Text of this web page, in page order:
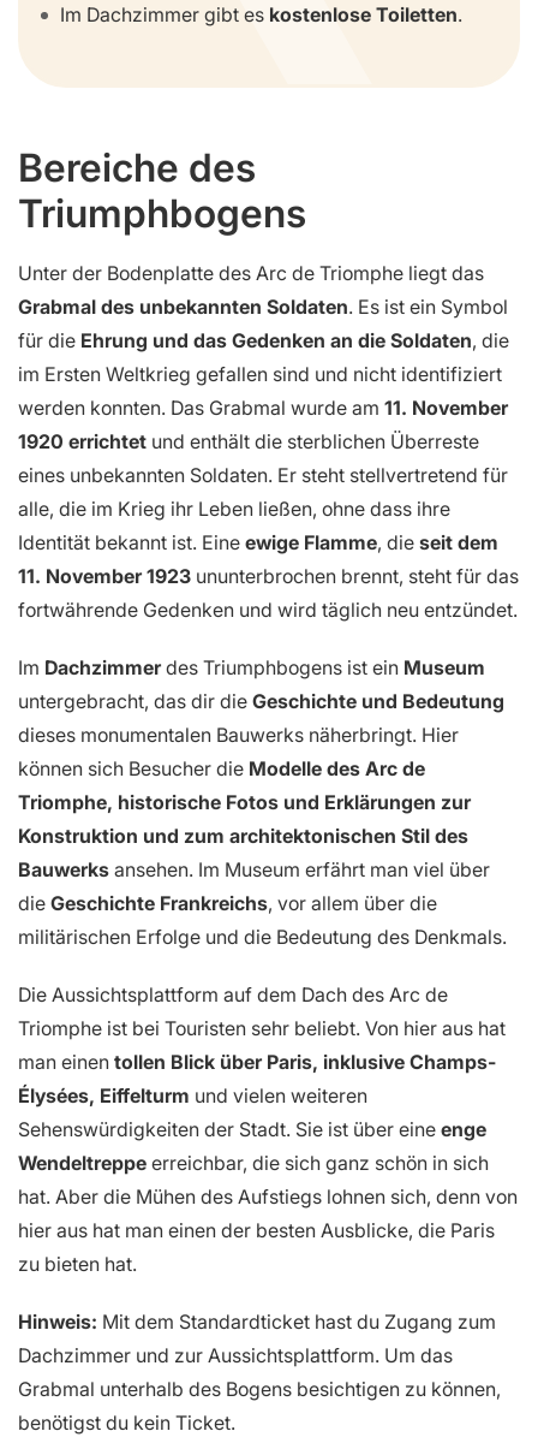
Im Dachzimmer gibt es kostenlose Toiletten.
Bereiche des
Triumphbogens
Unter der Bodenplatte des Arc de Triomphe liegt das
Grabmal des unbekannten Soldaten. Es ist ein Symbol
für die Ehrung und das Gedenken an die Soldaten, die
im Ersten Weltkrieg gefallen sind und nicht identifiziert
werden konnten. Das Grabmal wurde am 11. November
1920 errichtet und enthält die sterblichen Überreste
eines unbekannten Soldaten. Er steht stellvertretend für
alle, die im Krieg ihr Leben ließen, ohne dass ihre
Identität bekannt ist. Eine ewige Flamme, die seit dem
11. November 1923 ununterbrochen brennt, steht für das
fortwährende Gedenken und wird täglich neu entzündet.
Im Dachzimmerdes Triumphbogens ist ein Museum
untergebracht, das dir die Geschichte und Bedeutung
dieses monumentalen Bauwerks näherbringt. Hier
können sich Besucher die Modelle des Arc de
Triomphe, historische Fotos und Erklärungen zur
Konstruktion und zum architektonischen Stil des
Bauwerks ansehen. Im Museum erfährt man viel über
die Geschichte Frankreichs, vor allem über die
militärischen Erfolge und die Bedeutung des Denkmals.
Die Aussichtsplattform auf dem Dach des Arc de
Triomphe ist bei Touristen sehr beliebt. Von hier aus hat
man einen tollen Blick über Paris, inklusive Champs-
Élysées, Eiffelturm und vielen weiteren
Sehenswürdigkeiten der Stadt. Sie ist über eine enge
Wendeltreppe erreichbar, die sich ganz schön in sich
hat. Aber die Mühen des Aufstiegs lohnen sich, denn von
hier aus hat man einen der besten Ausblicke, die Paris
zu bieten hat.
Hinweis: Mit dem Standardticket hast du Zugang zum
Dachzimmer und zur Aussichtsplattform. Um das
Grabmal unterhalb des Bogens besichtigen zu können,
benötigst du kein Ticket.